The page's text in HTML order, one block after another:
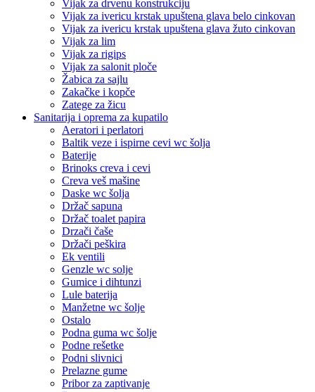
Vijak za drvenu konstrukciju
Vijak za ivericu krstak upuštena glava belo cinkovan
Vijak za ivericu krstak upuštena glava žuto cinkovan
Vijak za lim
Vijak za rigips
Vijak za salonit ploče
Žabica za sajlu
Zakačke i kopče
Zatege za žicu
Sanitarija i oprema za kupatilo
Aeratori i perlatori
Baltik veze i ispirne cevi wc šolja
Baterije
Brinoks creva i cevi
Creva veš mašine
Daske wc šolja
Držač sapuna
Držač toalet papira
Drzači čaše
Držači peškira
Ek ventili
Genzle wc solje
Gumice i dihtunzi
Lule baterija
Manžetne wc šolje
Ostalo
Podna guma wc šolje
Podne rešetke
Podni slivnici
Prelazne gume
Pribor za zaptivanje